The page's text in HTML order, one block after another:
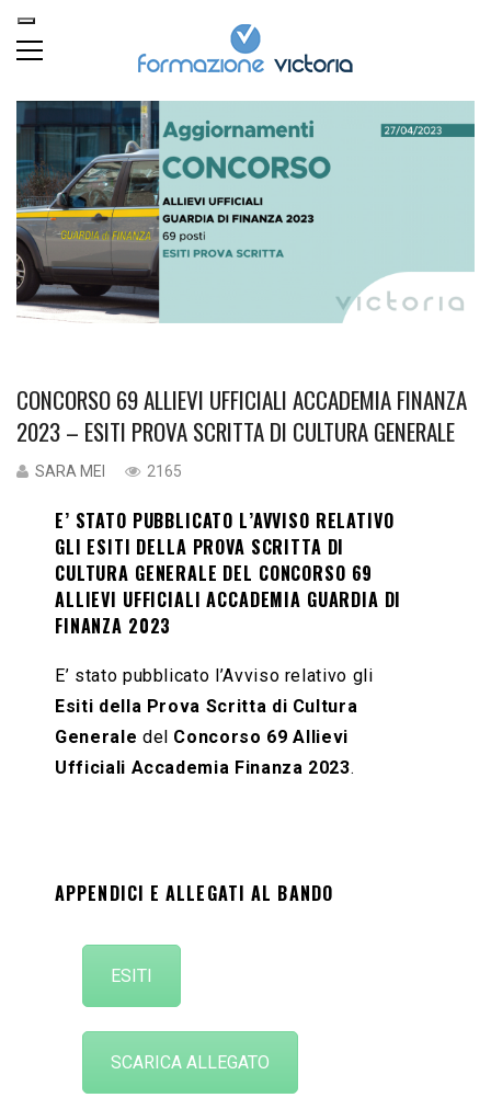
CONCORSO 69 ALLIEVI UFFICIALI ACCADEMIA FINANZA
2023 – ESITI PROVA SCRITTA DI CULTURA GENERALE
SARA MEI 2165
E’ STATO PUBBLICATO L’AVVISO RELATIVO
GLI ESITI DELLA PROVA SCRITTA DI
CULTURA GENERALE DEL CONCORSO 69
ALLIEVI UFFICIALI ACCADEMIA GUARDIA DI
FINANZA 2023
E’ stato pubblicato l’Avviso relativo gli
Esiti della Prova Scritta di Cultura
Generale del Concorso 69 Allievi
Ufficiali Accademia Finanza 2023.
APPENDICI E ALLEGATI AL BANDO
ESITI
SCARICA ALLEGATO